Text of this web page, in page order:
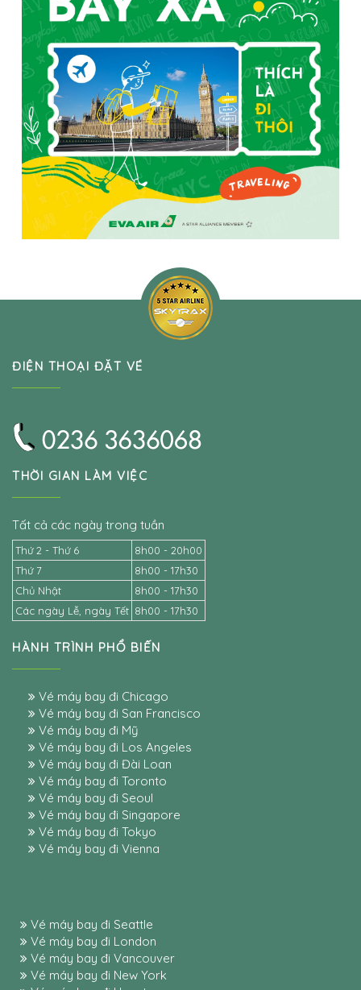
ĐIỆN THOẠI ĐẶT VÉ
THỜI GIAN LÀM VIỆC
Tất cả các ngày trong tuần
Thứ 2 - Thứ 6
8h00 - 20h00
Thứ 7
8h00 - 17h30
Chủ Nhật
8h00 - 17h30
Các ngày Lễ, ngày Tết 8h00 - 17h30
HÀNH TRÌNH PHỔ BIẾN
Vé máy bay đi Chicago
Vé máy bay đi San Francisco
Vé máy bay đi Mỹ
Vé máy bay đi Los Angeles
Vé máy bay đi Đài Loan
Vé máy bay đi Toronto
Vé máy bay đi Seoul
Vé máy bay đi Singapore
Vé máy bay đi Tokyo
Vé máy bay đi Vienna
Vé máy bay đi Seattle
Vé máy bay đi London
Vé máy bay đi Vancouver
Vé máy bay đi New York